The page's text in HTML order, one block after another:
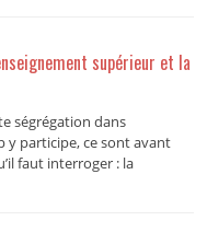
supérieur et la
ségrégation dans
y participe, ce sont avant
faut interroger : la